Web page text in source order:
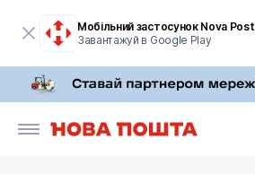
Мобільний застосунок Nova Post
Завантажуй в Google Play